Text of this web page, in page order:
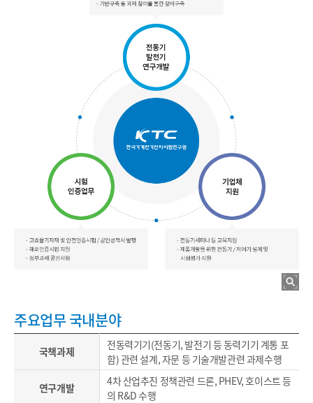
주요업무 국내분야
국책과제
전동력기기(전동기, 발전기 등 동력기기 계통 포
함) 관련 설계, 자문 등 기술개발관련 과제수행
연구개발
4차 산업추진 정책관련 드론, PHEV, 호이스트 등
의 R&D 수행